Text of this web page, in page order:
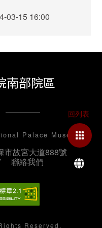
03-15 16:00
南部院區
Palace Museum
市故宮大道888號
聯絡我們
Reserved.